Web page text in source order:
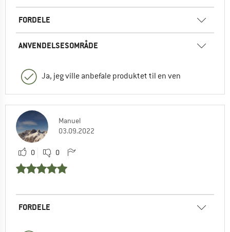
FORDELE
ANVENDELSESOMRÅDE
Ja, jeg ville anbefale produktet til en ven
Manuel
03.09.2022
0 0
FORDELE